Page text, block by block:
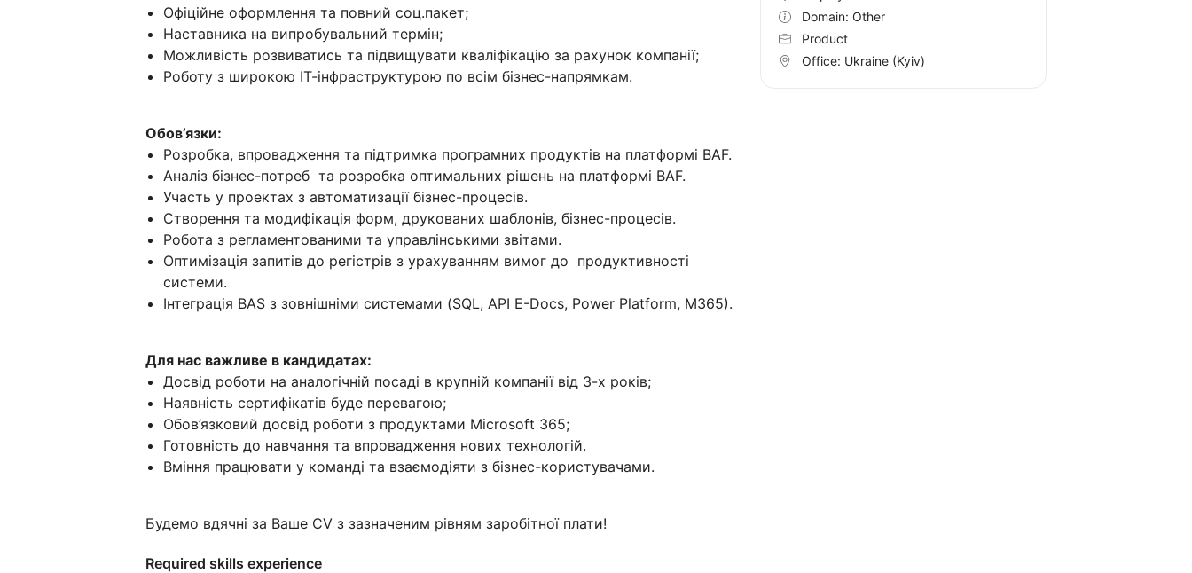
Офіційне оформлення та повний соц.пакет;
Наставника на випробувальний термін;
Можливість розвиватись та підвищувати кваліфікацію за рахунок компанії;
Роботу з широкою ІТ-інфраструктурою по всім бізнес-напрямкам.
Обов’язки:
Розробка, впровадження та підтримка програмних продуктів на платформі BAF.
Аналіз бізнес-потреб та розробка оптимальних рішень на платформі BAF.
Участь у проектах з автоматизації бізнес-процесів.
Створення та модифікація форм, друкованих шаблонів, бізнес-процесів.
Робота з регламентованими та управлінськими звітами.
Оптимізація запитів до регістрів з урахуванням вимог до продуктивності
системи.
Інтеграція BAS з зовнішніми системами (SQL, API E-Docs, Power Platform, М365).
Для нас важливе в кандидатах:
Досвід роботи на аналогічній посаді в крупній компанії від 3-х років;
Наявність сертифікатів буде перевагою;
Обов’язковий досвід роботи з продуктами Microsoft 365;
Готовність до навчання та впровадження нових технологій.
Вміння працювати у команді та взаємодіяти з бізнес-користувачами.
Будемо вдячні за Ваше CV з зазначеним рівням заробітної плати!
Required skills experience
Domain: Other
Product
Office: Ukraine (Kyiv)